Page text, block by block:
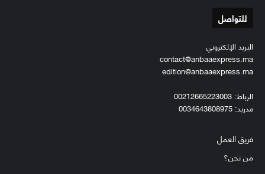
للتواصل
البريد الإلكتروني
contact@anbaaexpress.ma
edition@anbaaexpress.ma
الرباط: 00212665223003
مدريد: 0034643808975
فريق العمل
من نحن؟